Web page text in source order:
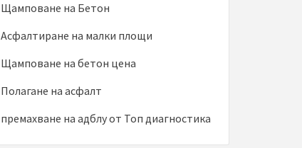
Щамповане на Бетон
Асфалтиране на малки площи
Щамповане на бетон цена
Полагане на асфалт
премахване на адблу от Топ диагностика